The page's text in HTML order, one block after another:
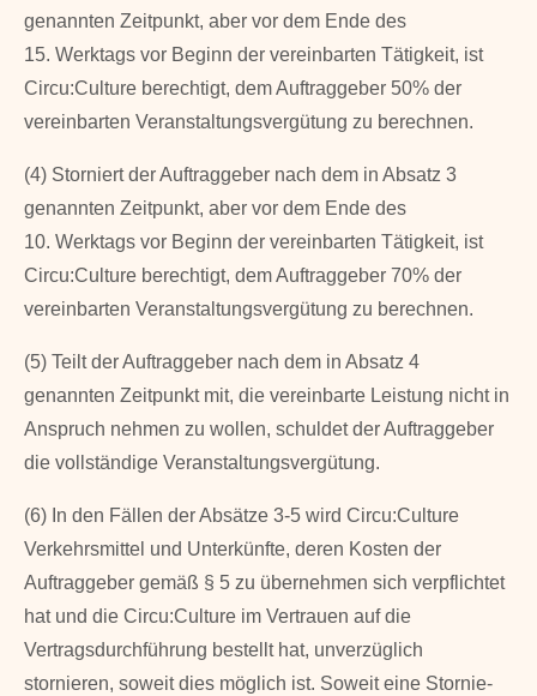
genannten Zeitpunkt, aber vor dem Ende des
15. Werktags vor Beginn der vereinbarten Tätigkeit, ist
Circu:Culture be­rechtigt, dem Auftraggeber 50% der
vereinbarten Veranstaltungsvergütung zu berechnen.
(4) Storniert der Auftraggeber nach dem in Absatz 3
genannten Zeitpunkt, aber vor dem Ende des
10. Werktags vor Beginn der vereinbarten Tätigkeit, ist
Circu:Culture be­rechtigt, dem Auftraggeber 70% der
vereinbarten Veranstaltungsvergütung zu berechnen.
(5) Teilt der Auftraggeber nach dem in Absatz 4
genannten Zeitpunkt mit, die vereinbar­te Leistung nicht in
Anspruch nehmen zu wollen, schuldet der Auftraggeber
die voll­ständige Veranstaltungsvergütung.
(6) In den Fällen der Absätze 3-5 wird Circu:Culture
Verkehrsmittel und Unterkünfte, deren Kosten der
Auftraggeber gemäß § 5 zu übernehmen sich verpflichtet
hat und die Circu:Culture im Vertrauen auf die
Vertragsdurchfüh­rung bestellt hat, unverzüglich
stornieren, soweit dies möglich ist. Soweit eine Stornie­